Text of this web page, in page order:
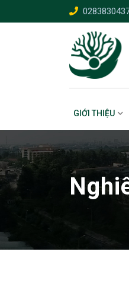
to
GIỚI THIỆU